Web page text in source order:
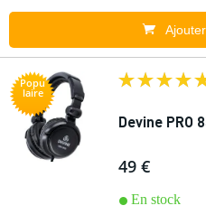
Popu
laire
Devine PRO
49 €
En stock